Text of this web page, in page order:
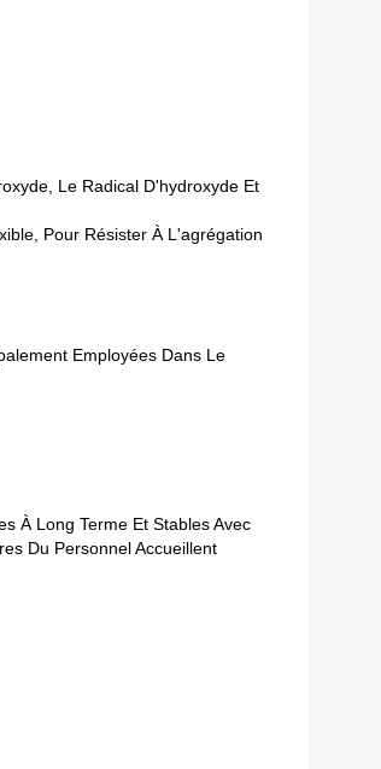
Le Radical D'hydroxyde Et
Pour Résister À L'agrégation
Employées Dans Le
À Long Terme Et Stables Avec
Du Personnel Accueillent